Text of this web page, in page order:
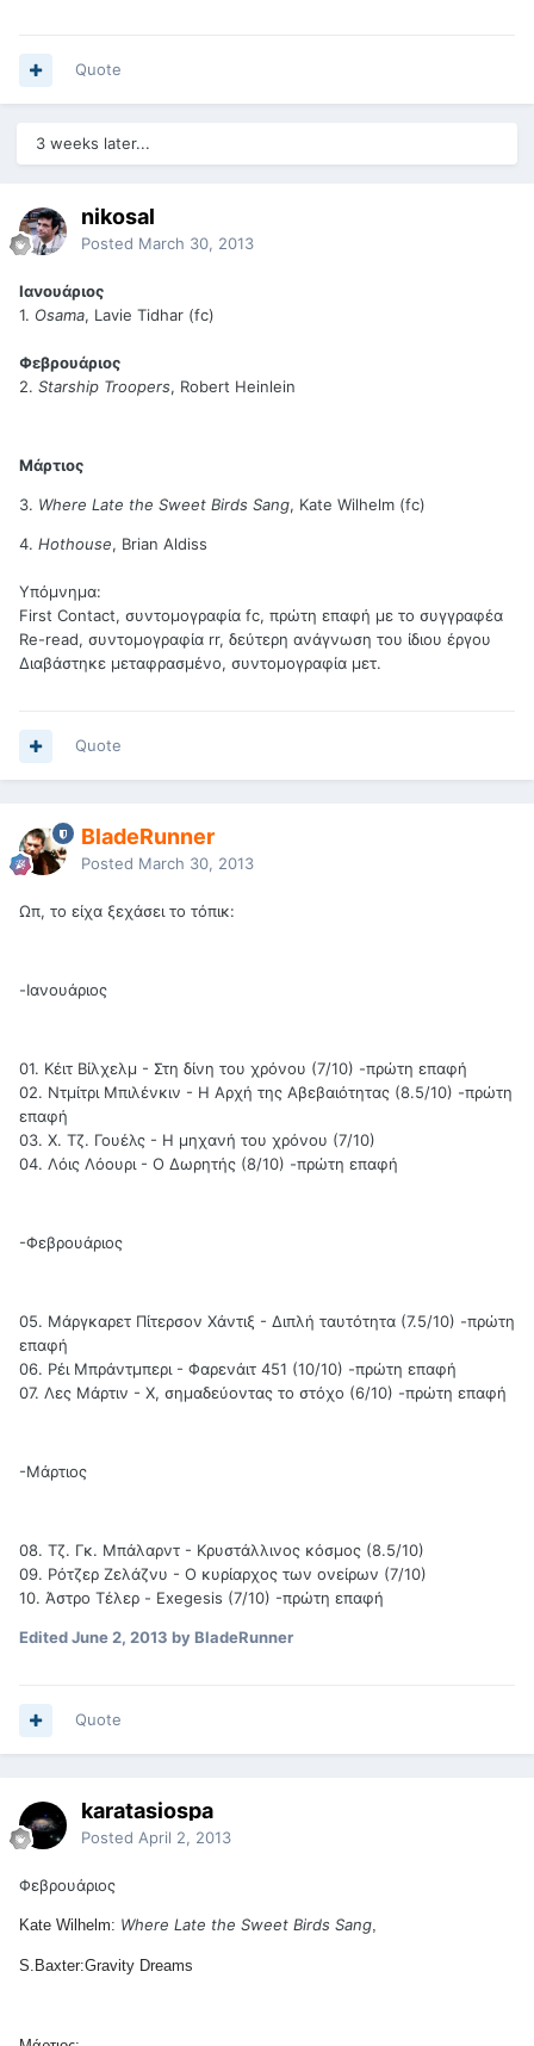
Quote
3 weeks later...
nikosal
Posted March 30, 2013
Ιανουάριος
1. Osama, Lavie Tidhar (fc)
Φεβρουάριος
2. Starship Troopers, Robert Heinlein
Μάρτιος
3. Where Late the Sweet Birds Sang, Kate Wilhelm (fc)
4. Hothouse, Brian Aldiss
Υπόμνημα:
First Contact, συντομογραφία fc, πρώτη επαφή με το συγγραφέα
Re-read, συντομογραφία rr, δεύτερη ανάγνωση του ίδιου έργου
Διαβάστηκε μεταφρασμένο, συντομογραφία μετ.
Quote
BladeRunner
Posted March 30, 2013
Ωπ, το είχα ξεχάσει το τόπικ:
-Ιανουάριος
01. Κέιτ Βίλχελμ - Στη δίνη του χρόνου (7/10) -πρώτη επαφή
02. Ντμίτρι Μπιλένκιν - Η Αρχή της Αβεβαιότητας (8.5/10) -πρώτη
επαφή
03. Χ. Τζ. Γουέλς - Η μηχανή του χρόνου (7/10)
04. Λόις Λόουρι - Ο Δωρητής (8/10) -πρώτη επαφή
-Φεβρουάριος
05. Μάργκαρετ Πίτερσον Χάντιξ - Διπλή ταυτότητα (7.5/10) -πρώτη
επαφή
06. Ρέι Μπράντμπερι - Φαρενάιτ 451 (10/10) -πρώτη επαφή
07. Λες Μάρτιν - Χ, σημαδεύοντας το στόχο (6/10) -πρώτη επαφή
-Μάρτιος
08. Τζ. Γκ. Μπάλαρντ - Κρυστάλλινος κόσμος (8.5/10)
09. Ρότζερ Ζελάζνυ - Ο κυρίαρχος των ονείρων (7/10)
10. Άστρο Τέλερ - Exegesis (7/10) -πρώτη επαφή
EditedJune 2, 2013 by BladeRunner
Quote
karatasiospa
Posted April 2, 2013
Φεβρουάριος
Kate Wilhelm: Where Late the Sweet Birds Sang,
S.Baxter:Gravity Dreams